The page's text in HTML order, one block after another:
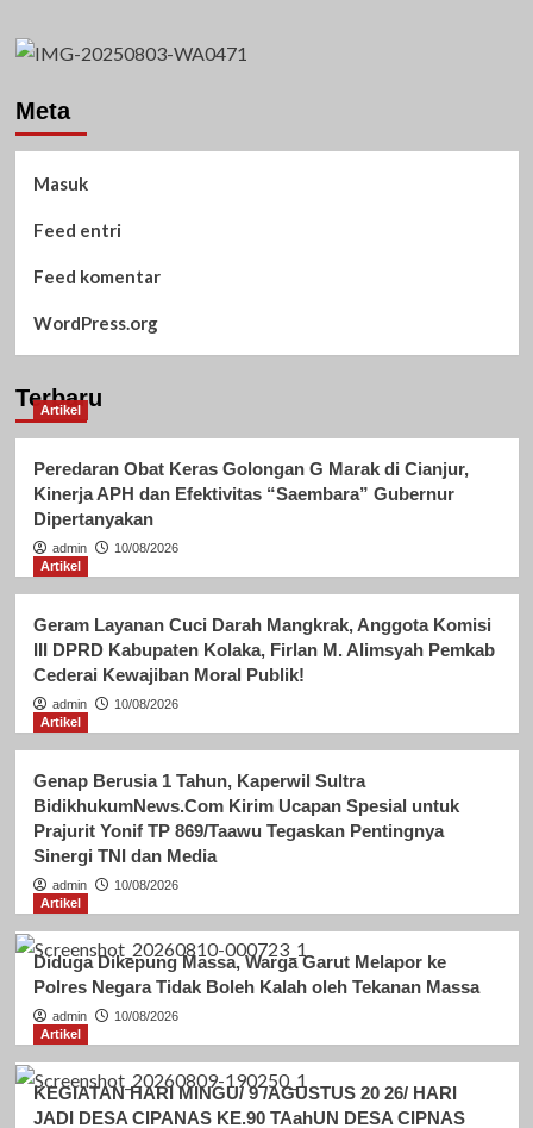
Meta
Masuk
Feed entri
Feed komentar
WordPress.org
Terbaru
Artikel
Peredaran Obat Keras Golongan G Marak di Cianjur,
Kinerja APH dan Efektivitas “Saembara” Gubernur
Dipertanyakan
admin
10/08/2026
Artikel
Geram Layanan Cuci Darah Mangkrak, Anggota Komisi
III DPRD Kabupaten Kolaka, Firlan M. Alimsyah Pemkab
Cederai Kewajiban Moral Publik!
admin
10/08/2026
Artikel
Genap Berusia 1 Tahun, Kaperwil Sultra
BidikhukumNews.Com Kirim Ucapan Spesial untuk
Prajurit Yonif TP 869/Taawu Tegaskan Pentingnya
Sinergi TNI dan Media
admin
10/08/2026
Artikel
Diduga Dikepung Massa, Warga Garut Melapor ke
Polres Negara Tidak Boleh Kalah oleh Tekanan Massa
admin
10/08/2026
Artikel
KEGIATAN HARI MINGU/ 9 /AGUSTUS 20 26/ HARI
JADI DESA CIPANAS KE.90 TAahUN DESA CIPNAS